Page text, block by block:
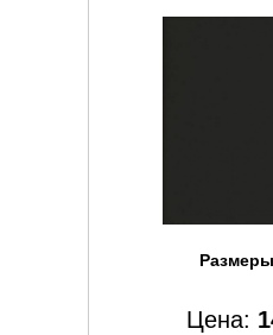
Цена: